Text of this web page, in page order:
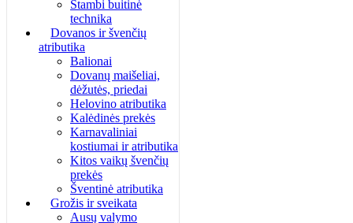
Stambi buitinė
technika
Dovanos ir švenčių
atributika
Balionai
Dovanų maišeliai,
dėžutės, priedai
Helovino atributika
Kalėdinės prekės
Karnavaliniai
kostiumai ir atributika
Kitos vaikų švenčių
prekės
Šventinė atributika
Grožis ir sveikata
Ausų valymo